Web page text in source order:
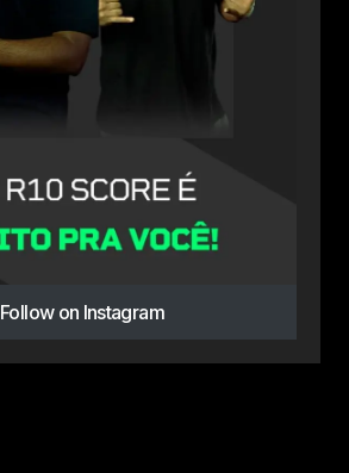
Follow on Instagram